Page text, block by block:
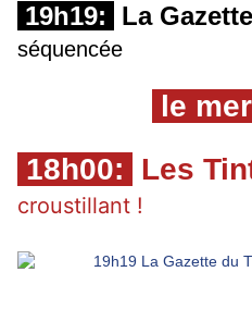
19h19: La
séquencée
le
18h00:
Les
croustillant !